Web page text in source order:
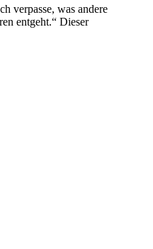
verpasse, was andere
entgeht.“ Dieser